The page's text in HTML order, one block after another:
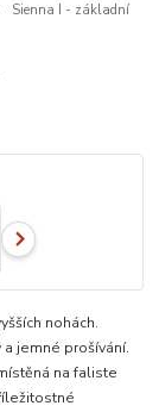
Sienna I - základní
nohách.
jemné prošívání.
na faliste